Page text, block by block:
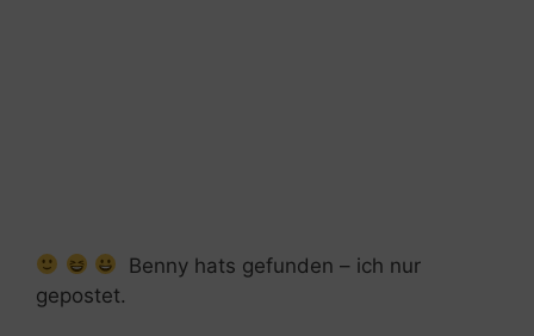
Benny hats gefunden – ich nur
gepostet.